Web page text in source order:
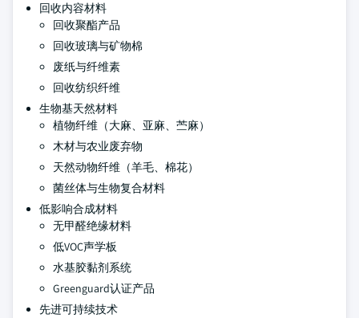
回收内容材料
回收聚酯产品
回收玻璃与矿物棉
废纸与纤维素
回收纺织纤维
生物基天然材料
植物纤维（大麻、亚麻、苎麻）
木材与农业废弃物
天然动物纤维（羊毛、棉花）
菌丝体与生物复合材料
低影响合成材料
无甲醛绝缘材料
低VOC声学板
水基胶黏剂系统
Greenguard认证产品
先进可持续技术